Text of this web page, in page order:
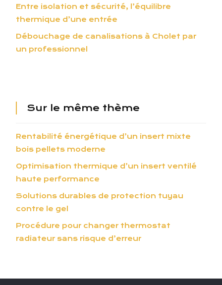
Entre isolation et sécurité, l’équilibre
thermique d’une entrée
Débouchage de canalisations à Cholet par
un professionnel
Sur le même thème
Rentabilité énergétique d’un insert mixte
bois pellets moderne
Optimisation thermique d’un insert ventilé
haute performance
Solutions durables de protection tuyau
contre le gel
Procédure pour changer thermostat
radiateur sans risque d’erreur